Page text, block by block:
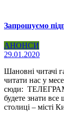
Запрошуємо
АНОНСИ
29.01.2020
Шановні читачі
читати нас у
сюди:
будете знати все
столиці – місті